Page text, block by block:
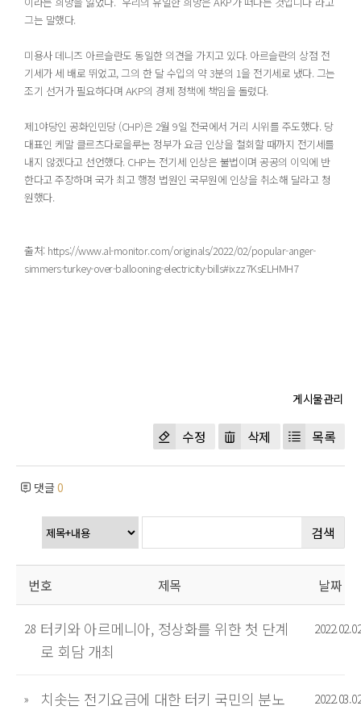
그는 말했다.
미용사 데니즈 아르슬란도 동일한 의견을 가지고 있다. 아르슬란의 상점 전
기세가 세 배로 뛰었고, 그의 한 달 수입의 약 3분의 1을 전기세로 냈다. 그는
조기 선거가 필요하다며 AKP의 경제 정책에 책임을 돌렸다.
제1야당인 공화인민당 (CHP)은 2월 9일 전국에서 거리 시위를 주도했다. 당
대표인 케말 클르츠다로을루는 정부가 요금 인상을 철회할 때까지 전기세를
내지 않겠다고 선언했다. CHP는 전기세 인상은 불법이며 공공의 이익에 반
한다고 주장하며 국가 최고 행정 법원인 국무원에 인상을 취소해 달라고 청
원했다.
출처: https://www.al-monitor.com/originals/2022/02/popular-anger-
simmers-turkey-over-ballooning-electricity-bills#ixzz7KsELHMH7
수정 삭제 목록
댓글0
검색
번호 제목 날짜
28 터키와 아르메니아, 정상화를 위한 첫 단계
로 회담 개최
2022.02.02
» 치솟는 전기요금에 대한 터키 국민의 분노 2022.03.02